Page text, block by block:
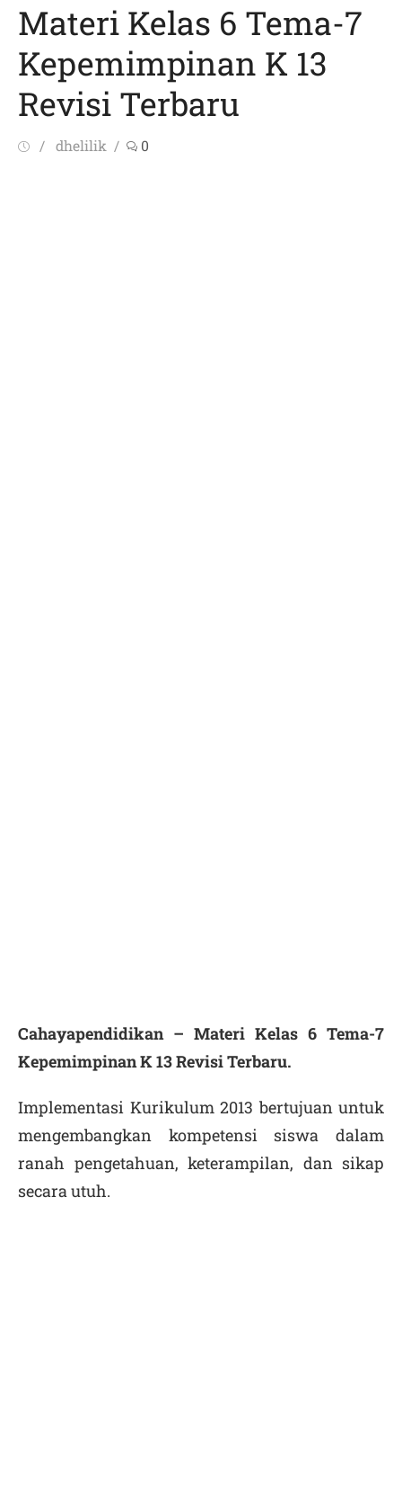
Materi Kelas 6 Tema-7
Kepemimpinan K 13
Revisi Terbaru
PostedAuthor
dhelilik 0
Cahayapendidikan – Materi Kelas 6 Tema-7
Kepemimpinan K 13 Revisi Terbaru.
Implementasi Kurikulum 2013 bertujuan untuk
mengembangkan kompetensi siswa dalam
ranah pengetahuan, keterampilan, dan sikap
secara utuh.